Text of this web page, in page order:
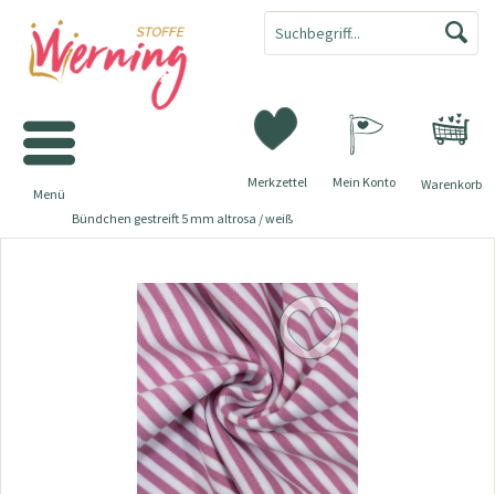
Warenkorb
Merkzettel Mein Konto
Menü
Bündchen gestreift 5 mm altrosa / weiß